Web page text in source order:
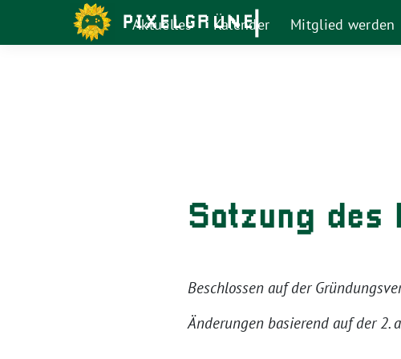
Aktuelles Kalender Mitglied werden
Satzung des
Beschlossen auf der
Änderungen basierend auf der 2.